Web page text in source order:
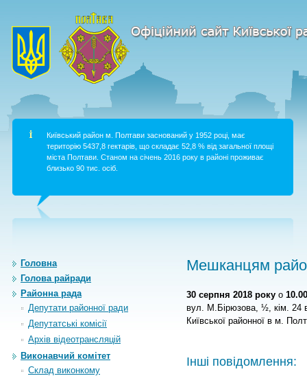
Київський район м. Полтави заснований у 1952 році, має
територію 5437,8 гектарів, що складає 52,8 % від загальної площі
міста Полтави. Станом на січень 2016 року в районі проживає
близько 90 тис. осіб.
Головна
Голова райради
Районна рада
Депутати районної ради
Депутатські комісії
Архiв вiдеотрансляцiй
Виконавчий комітет
Склад виконкому
Мешканцям
30 серпня 2018 року о 10.00
вул. М.Бірюзова, ½, кім. 24
Київської районної в м.
Інші повідомлення: